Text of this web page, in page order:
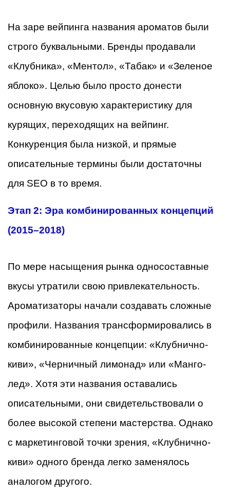
На заре вейпинга названия ароматов были
строго буквальными. Бренды продавали
«Клубника», «Ментол», «Табак» и «Зеленое
яблоко». Целью было просто донести
основную вкусовую характеристику для
курящих, переходящих на вейпинг.
Конкуренция была низкой, и прямые
описательные термины были достаточны
для SEO в то время.
Этап 2: Эра комбинированных концепций
(2015–2018)
По мере насыщения рынка односоставные
вкусы утратили свою привлекательность.
Ароматизаторы начали создавать сложные
профили. Названия трансформировались в
комбинированные концепции: «Клубнично-
киви», «Черничный лимонад» или «Манго-
лед». Хотя эти названия оставались
описательными, они свидетельствовали о
более высокой степени мастерства. Однако
с маркетинговой точки зрения, «Клубнично-
киви» одного бренда легко заменялось
аналогом другого.